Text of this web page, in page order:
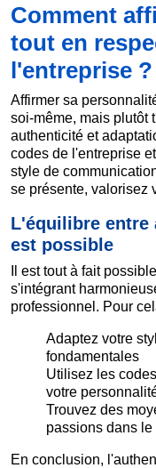
Comment
tout en
l'entreprise ?
Affirmer sa
soi-même, mais plutôt
authenticité et
codes de l'entreprise
style de
se présente, valorisez
L'équilibre entre
est possible
Il est tout à fait
s'intégrant
professionnel. Pour
Adaptez votre
fondamentales
Utilisez les
votre
Trouvez des
passions dans le
En conclusion,